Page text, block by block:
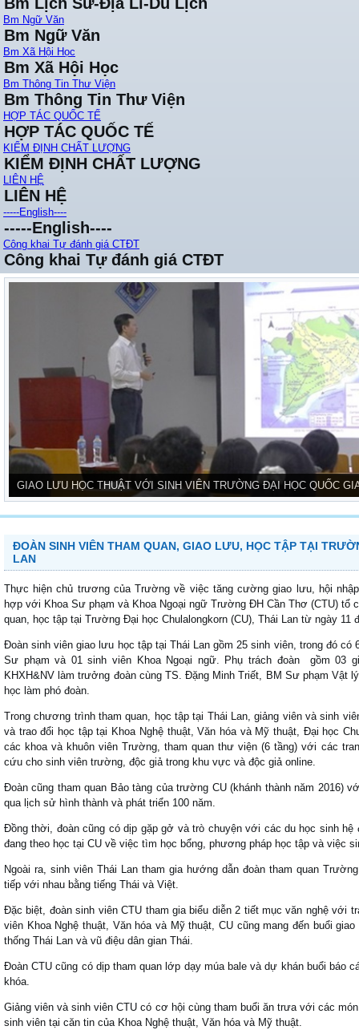
Bm Ngữ Văn
Bm Ngữ Văn
Bm Xã Hội Học
Bm Xã Hội Học
Bm Thông Tin Thư Viện
Bm Thông Tin Thư Viện
HỢP TÁC QUỐC TẾ
HỢP TÁC QUỐC TẾ
KIỂM ĐỊNH CHẤT LƯỢNG
KIỂM ĐỊNH CHẤT LƯỢNG
LIÊN HỆ
LIÊN HỆ
-----English----
-----English----
Công khai Tự đánh giá CTĐT
Công khai Tự đánh giá CTĐT
GIAO LƯU HỌC THUẬT VỚI SINH VIÊN TRƯỜNG ĐẠI HỌC QUỐC
ĐOÀN SINH VIÊN THAM QUAN, GIAO LƯU, HỌC TẬP TẠI
LAN
Thực hiện chủ trương của Trường về việc tăng cường giao lưu, hội
hợp với Khoa Sư phạm và Khoa Ngoại ngữ Trường ĐH Cần Thơ (CTU) tổ
quan, học tập tại Trường Đại học Chulalongkorn (CU), Thái Lan từ ngày 11
Đoàn sinh viên giao lưu học tập tại Thái Lan gồm 25 sinh viên, trong đó có
Sư phạm và 01 sinh viên Khoa Ngoại ngữ. Phụ trách đoàn gồm 03
KHXH&NV làm trưởng đoàn cùng TS. Đặng Minh Triết, BM Sư phạm Vật
học làm phó đoàn.
Trong chương trình tham quan, học tập tại Thái Lan, giảng viên và sinh
và trao đổi học tập tại Khoa Nghệ thuật, Văn hóa và Mỹ thuật, Đại học
các khoa và khuôn viên Trường, tham quan thư viện (6 tầng) với các
cứu cho sinh viên trường, độc giả trong khu vực và độc giả online.
Đoàn cũng tham quan Bảo tàng của trường CU (khánh thành năm 2016)
qua lịch sử hình thành và phát triển 100 năm.
Đồng thời, đoàn cũng có dịp gặp gở và trò chuyện với các du học sinh
đang theo học tại CU về việc tìm học bổng, phương pháp học tập và việc
Ngoài ra, sinh viên Thái Lan tham gia hướng dẫn đoàn tham quan
tiếp với nhau bằng tiếng Thái và Việt.
Đặc biệt, đoàn sinh viên CTU tham gia biểu diễn 2 tiết mục văn nghệ với
viên Khoa Nghệ thuật, Văn hóa và Mỹ thuật, CU cũng mang đến buổi
thống Thái Lan và vũ điệu dân gian Thái.
Đoàn CTU cũng có dịp tham quan lớp dạy múa bale và dự khán buổi báo
khóa.
Giảng viên và sinh viên CTU có cơ hội cùng tham buổi ăn trưa với các
sinh viên tại căn tin của Khoa Nghệ thuật, Văn hóa và Mỹ thuật.